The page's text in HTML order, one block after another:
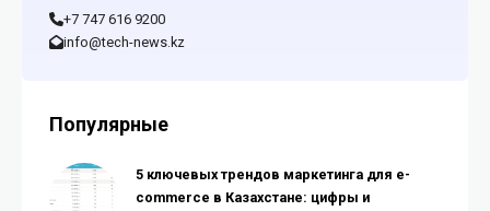
+7 747 616 9200
info@tech-news.kz
Популярные
5 ключевых трендов маркетинга для e-
commerce в Казахстане: цифры и